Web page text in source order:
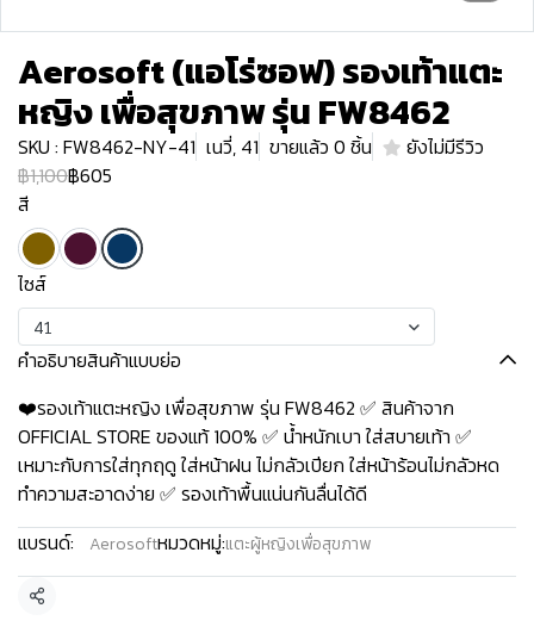
Aerosoft (แอโร่ซอฟ) รองเท้าแตะ
หญิง เพื่อสุขภาพ รุ่น FW8462
SKU : FW8462-NY-41 เนวี่, 41 ขายแล้ว 0 ชิ้น
ยังไม่มีรีวิว
฿1,100฿605
สี
ไซส์
41
คำอธิบายสินค้าแบบย่อ
❤️รองเท้าแตะหญิง เพื่อสุขภาพ รุ่น FW8462 ✅ สินค้าจาก
OFFICIAL STORE ของแท้ 100% ✅ น้ำหนักเบา ใส่สบายเท้า ✅
เหมาะกับการใส่ทุกฤดู ใส่หน้าฝน ไม่กลัวเปียก ใส่หน้าร้อนไม่กลัวหด
ทำความสะอาดง่าย ✅ รองเท้าพื้นแน่นกันลื่นได้ดี
แบรนด์:
Aerosoftหมวดหมู่:แตะผู้หญิงเพื่อสุขภาพ
แชร์